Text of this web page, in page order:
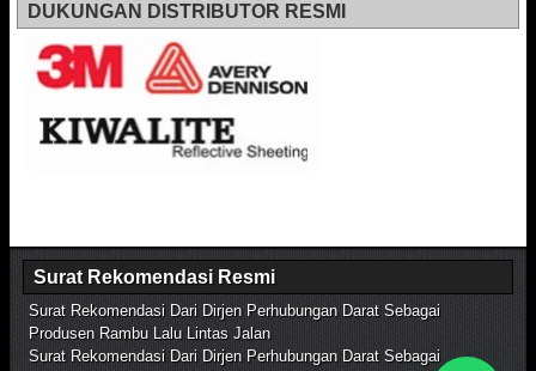
DUKUNGAN DISTRIBUTOR RESMI
Surat Rekomendasi Resmi
Surat Rekomendasi Dari Dirjen Perhubungan Darat Sebagai
Produsen Rambu Lalu Lintas Jalan
Surat Rekomendasi Dari Dirjen Perhubungan Darat Sebagai